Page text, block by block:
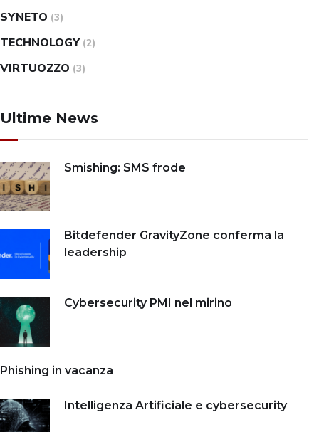
SYNETO (3)
TECHNOLOGY (2)
VIRTUOZZO (3)
Ultime News
Smishing: SMS frode
Bitdefender GravityZone conferma la
leadership
Cybersecurity PMI nel mirino
Phishing in vacanza
Intelligenza Artificiale e cybersecurity